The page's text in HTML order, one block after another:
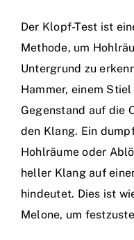
Der Klopf-Test ist
Methode, um
Untergrund zu
Hammer, einem
Gegenstand auf die
den Klang. Ein
Hohlräume oder
heller Klang auf
hindeutet. Dies ist
Melone, um